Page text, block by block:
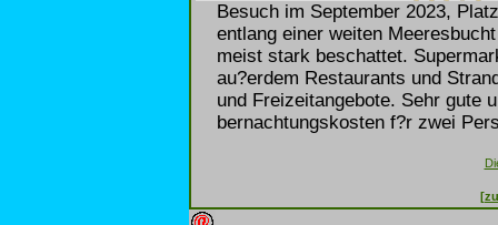
Besuch im September 2023,
entlang einer weiten
meist stark beschattet.
au?erdem Restaurants und
und Freizeitangebote. Sehr gute
bernachtungskosten f?r zwei